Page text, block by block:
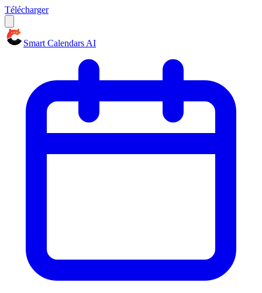
Télécharger
Smart Calendars AI